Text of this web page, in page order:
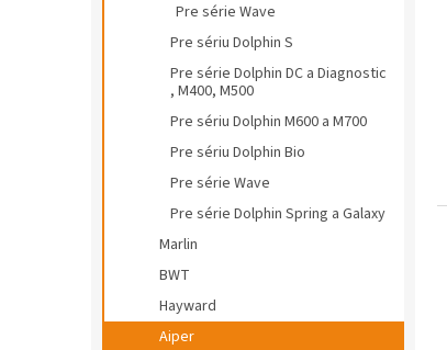
Pre série Wave
Pre sériu Dolphin S
Pre série Dolphin DC a Diagnostic
, M400, M500
Pre sériu Dolphin M600 a M700
Pre sériu Dolphin Bio
Pre série Wave
Pre série Dolphin Spring a Galaxy
Marlin
BWT
Hayward
Aiper